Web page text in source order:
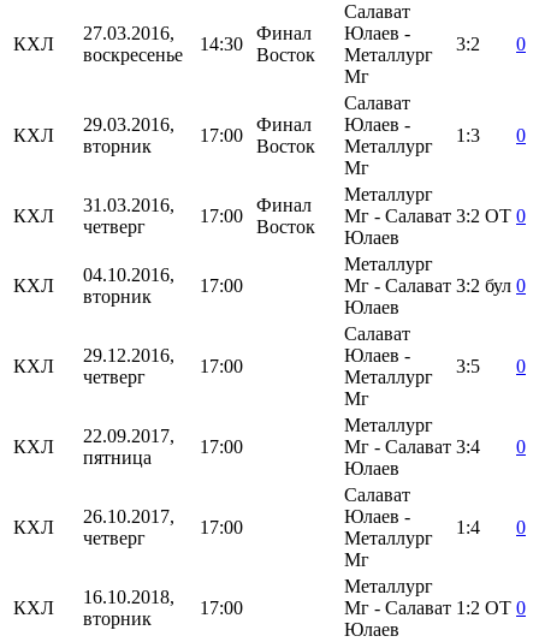
КХЛ
27.03.2016,
воскресенье
14:30
Финал
Восток
Салават
Юлаев -
Металлург
Мг
3:2 0
КХЛ
29.03.2016,
вторник
17:00
Финал
Восток
Салават
Юлаев -
Металлург
Мг
1:3 0
КХЛ
31.03.2016,
четверг
17:00
Финал
Восток
Металлург
Мг - Салават
Юлаев
3:2 ОТ 0
КХЛ
04.10.2016,
вторник
17:00
Металлург
Мг - Салават
Юлаев
3:2 бул 0
КХЛ
29.12.2016,
четверг
17:00
Салават
Юлаев -
Металлург
Мг
3:5 0
КХЛ
22.09.2017,
пятница
17:00
Металлург
Мг - Салават
Юлаев
3:4 0
КХЛ
26.10.2017,
четверг
17:00
Салават
Юлаев -
Металлург
Мг
1:4 0
КХЛ
16.10.2018,
вторник
17:00
Металлург
Мг - Салават
Юлаев
1:2 ОТ 0